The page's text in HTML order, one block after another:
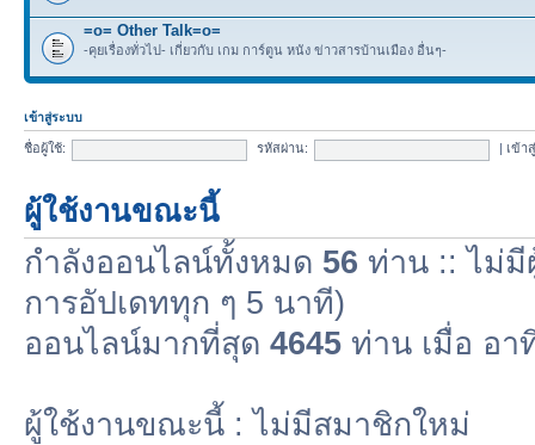
=o= Other Talk=o=
-คุยเรื่องทั่วไป- เกี่ยวกับ เกม การ์ตูน หนัง ข่าวสารบ้านเมือง อื่นๆ-
เข้าสู่ระบบ
ชื่อผู้ใช้: รหัสผ่าน: เข้า
ผู้ใช้งานขณะนี้
กำลังออนไลน์ทั้งหมด 56 ท่าน :: ไม่มี
การอัปเดททุก ๆ 5 นาที)
ออนไลน์มากที่สุด 4645 ท่าน เมื่อ อา
ผู้ใช้งานขณะนี้ : ไม่มีสมาชิกใหม่